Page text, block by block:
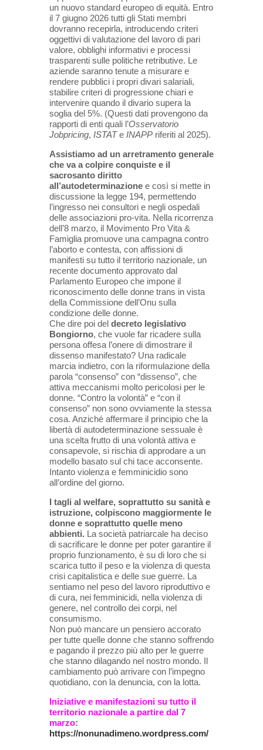
un nuovo standard europeo di equità. Entro
il 7 giugno 2026 tutti gli Stati membri
dovranno recepirla, introducendo criteri
oggettivi di valutazione del lavoro di pari
valore, obblighi informativi e processi
trasparenti sulle politiche retributive. Le
aziende saranno tenute a misurare e
rendere pubblici i propri divari salariali,
stabilire criteri di progressione chiari e
intervenire quando il divario supera la
soglia del 5%. (Questi dati provengono da
rapporti di enti quali l’Osservatorio
Jobpricing, ISTATe INAPP riferiti al 2025).
Assistiamo ad un arretramento generale
che va a colpire conquiste e il
sacrosanto diritto
all’autodeterminazione e così si mette in
discussione la legge 194, permettendo
l’ingresso nei consultori e negli ospedali
delle associazioni pro-vita. Nella ricorrenza
dell’8 marzo, il Movimento Pro Vita &
Famiglia promuove una campagna contro
l’aborto e contesta, con affissioni di
manifesti su tutto il territorio nazionale, un
recente documento approvato dal
Parlamento Europeo che impone il
riconoscimento delle donne trans in vista
della Commissione dell’Onu sulla
condizione delle donne.
Che dire poi del decreto legislativo
Bongiorno, che vuole far ricadere sulla
persona offesa l’onere di dimostrare il
dissenso manifestato? Una radicale
marcia indietro, con la riformulazione della
parola “consenso” con “dissenso”, che
attiva meccanismi molto pericolosi per le
donne. “Contro la volontà” e “con il
consenso” non sono ovviamente la stessa
cosa. Anziché affermare il principio che la
libertà di autodeterminazione sessuale è
una scelta frutto di una volontà attiva e
consapevole, si rischia di approdare a un
modello basato sul chi tace acconsente.
Intanto violenza e femminicidio sono
all’ordine del giorno.
I tagli al welfare, soprattutto su sanità e
istruzione, colpiscono maggiormente le
donne e soprattutto quelle meno
abbienti. La società patriarcale ha deciso
di sacrificare le donne per poter garantire il
proprio funzionamento, è su di loro che si
scarica tutto il peso e la violenza di questa
crisi capitalistica e delle sue guerre. La
sentiamo nel peso del lavoro riproduttivo e
di cura, nei femminicidi, nella violenza di
genere, nel controllo dei corpi, nel
consumismo.
Non può mancare un pensiero accorato
per tutte quelle donne che stanno soffrendo
e pagando il prezzo più alto per le guerre
che stanno dilagando nel nostro mondo. Il
cambiamento può arrivare con l’impegno
quotidiano, con la denuncia, con la lotta.
Iniziative e manifestazioni su tutto il
territorio nazionale a partire dal 7
marzo:
https://nonunadimeno.wordpress.com/